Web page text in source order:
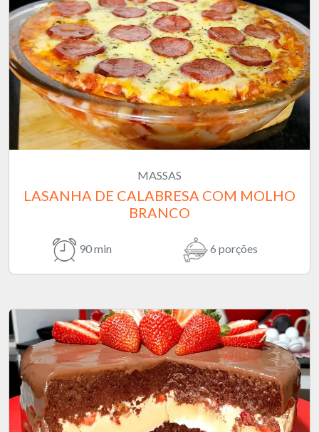
MASSAS
LASANHA DE CALABRESA COM MOLHO
BRANCO
90 min 6 porções